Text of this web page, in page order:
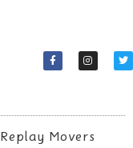
Replay Movers